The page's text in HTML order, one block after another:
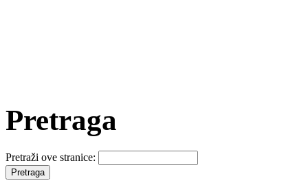
Pretraga
Pretraži ove stranice: